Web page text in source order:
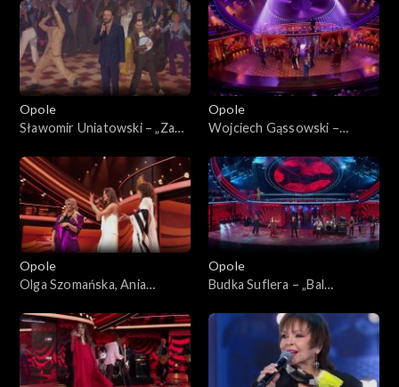
Koncert „Zróbmy więc
prywatkę”
Opole
Sławomir Uniatowski – „Za
KFPP: Koncert „Zróbmy
więc prywatkę”
Opole
Wojciech Gąssowski –
prywatki”. 62. KFPP: Koncert
„Zróbmy więc prywatkę”
Opole
Olga Szomańska, Ania
Sławek Uniatowski –
„Chałupy welcome to”. 62.
KFPP: Koncert „Zróbmy
więc prywatkę”
Opole
Budka Suflera – „Bal
KFPP: Koncert „Zróbmy
więc prywatkę”